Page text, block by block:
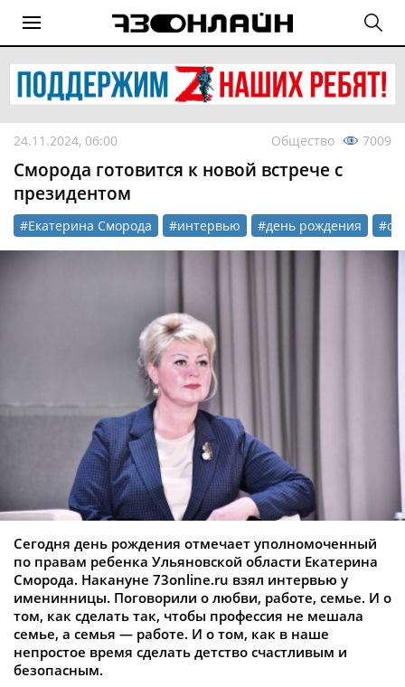
24.11.2024, 06:00 Общество 7009
Сморода готовится к новой встрече с
президентом
#Екатерина Сморода #интервью #день рождения
Сегодня день рождения отмечает уполномоченный
по правам ребенка Ульяновской области Екатерина
Сморода. Накануне 73online.ru взял интервью у
именинницы. Поговорили о любви, работе, семье. И о
том, как сделать так, чтобы профессия не мешала
семье, а семья — работе. И о том, как в наше
непростое время сделать детство счастливым и
безопасным.